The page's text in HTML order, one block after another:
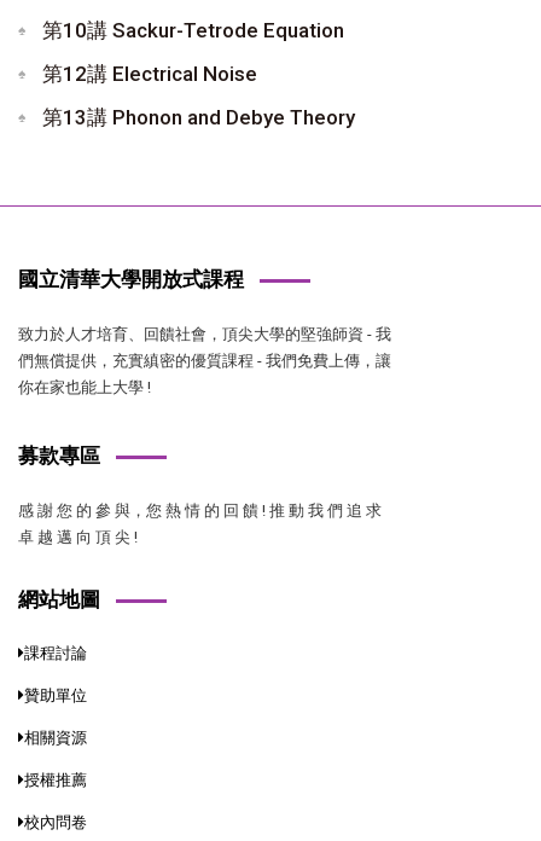
第10講 Sackur-Tetrode Equation
第12講 Electrical Noise
第13講 Phonon and Debye Theory
國立清華大學開放式課程
致力於人才培育、回饋社會，頂尖大學的堅強師資 - 我
們無償提供，充實縝密的優質課程 - 我們免費上傳，讓
你在家也能上大學 !
募款專區
感 謝 您 的 參 與，您 熱 情 的 回 饋 ! 推 動 我 們 追 求
卓 越 邁 向 頂 尖 !
網站地圖
課程討論
贊助單位
相關資源
授權推薦
校內問卷